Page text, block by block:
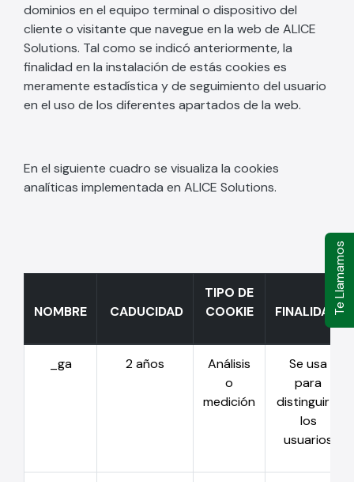
dominios en el equipo terminal o dispositivo del
cliente o visitante que navegue en la web de ALICE
Solutions. Tal como se indicó anteriormente, la
finalidad en la instalación de estás cookies es
meramente estadística y de seguimiento del usuario
en el uso de los diferentes apartados de la web.
En el siguiente cuadro se visualiza la cookies
analíticas implementada en ALICE Solutions.
NOMBRE CADUCIDAD
TIPO DE
COOKIE
FINALIDAD
_ga 2 años
Análisis
o
medición
Se usa
para
distinguir a
los
usuarios
Te Llamamos